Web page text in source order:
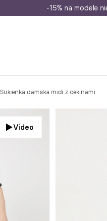
Wysyłka nawet w 24h
-15% na modele
Sukienka damska midi z cekinami
Video